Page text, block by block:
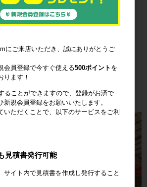
ックスパレッ
20,570円
にご来店いただき、誠にありがとうご
会員登録で今すぐ使える500ポイント を
ります！
ることができますので、登録がお済で
新規会員登録をお願いいたします。
いただくことで、以下のサービスをご利
見積書発行可能
サイト内で見積書を作成し発行すること